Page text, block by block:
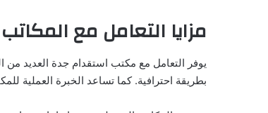
مزايا التعامل مع
يوفر التعامل مع مكتب استقدام جدة العديد من
بطريقة احترافية. كما تساعد الخبرة العملية